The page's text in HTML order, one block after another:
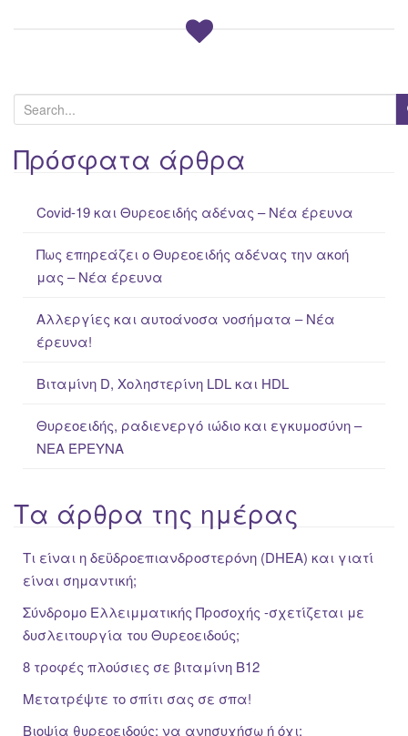
e
a
rΠρόσφατα άρθρα
Covid-19 και Θυρεοειδής αδένας – Νέα έρευνα
Πως επηρεάζει ο Θυρεοειδής αδένας την ακοή
μας – Νέα έρευνα
Αλλεργίες και αυτοάνοσα νοσήματα – Νέα
έρευνα!
Βιταμίνη D, Χοληστερίνη LDL και HDL
Θυρεοειδής, ραδιενεργό ιώδιο και εγκυμοσύνη –
ΝΕΑ ΈΡΕΥΝΑ
Τα άρθρα της ημέρας
Τι είναι η δεϋδροεπιανδροστερόνη (DHEA) και γιατί
είναι σημαντική;
Σύνδρομο Ελλειμματικής Προσοχής -σχετίζεται με
δυσλειτουργία του Θυρεοειδούς;
8 τροφές πλούσιες σε βιταμίνη Β12
Μετατρέψτε το σπίτι σας σε σπα!
Βιοψία θυρεοειδούς: να ανησυχήσω ή όχι;